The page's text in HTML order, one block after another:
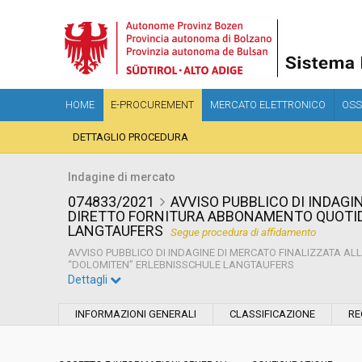
HOME E-PROCUREMENT MERCATO ELETTRONICO
DETTAGLIO PROCEDURA
Indagine di mercato
074833/2021
AVVISO PUBBLICO DI
DIRETTO FORNITURA ABBONAMENTO
LANGTAUFERS
Segue procedura di affidamento
AVVISO PUBBLICO DI INDAGINE DI MERCATO FINALIZZATA
“DOLOMITEN” ERLEBNISSCHULE LANGTAUFERS
Dettagli
INFORMAZIONI GENERALI CLASSIFICAZIONE